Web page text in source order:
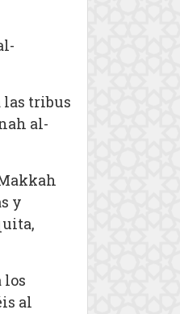
las tribus
al-
y
los
al